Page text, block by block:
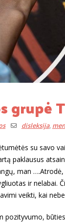
disleksija,
su savo
paklausus
man
ir nelabai.
veikti, kai